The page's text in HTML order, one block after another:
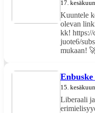
17.
Kuuntele
olevan
kk! https://
juote6/
mukaan!
15.
Liberaali